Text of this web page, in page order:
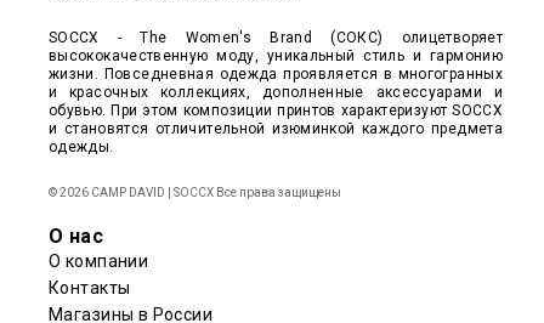
SOCCX - The Women's Brand (СОКС) олицетворяет
высококачественную моду, уникальный стиль и гармонию
жизни. Повседневная одежда проявляется в многогранных
и красочных коллекциях, дополненные аксессуарами и
обувью. При этом композиции принтов характеризуют SOCCX
и становятся отличительной изюминкой каждого предмета
одежды.
© 2026 CAMP DAVID | SOCCX Все права защищены
О нас
О компании
Контакты
Магазины в России